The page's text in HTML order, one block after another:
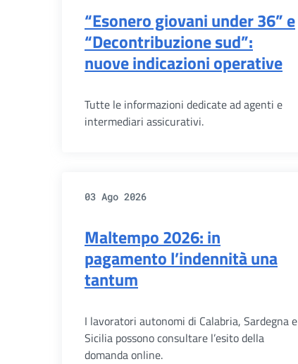
“Esonero giovani under 36” e
“Decontribuzione sud”:
nuove indicazioni operative
Tutte le informazioni dedicate ad agenti e
intermediari assicurativi.
03 Ago 2026
Maltempo 2026: in
pagamento l’indennità una
tantum
I lavoratori autonomi di Calabria, Sardegna e
Sicilia possono consultare l’esito della
domanda online.